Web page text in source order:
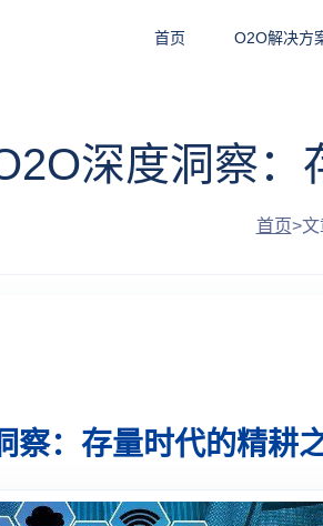
首页 O2O解决方
深度洞察
首页>文
察：存量时代的精耕